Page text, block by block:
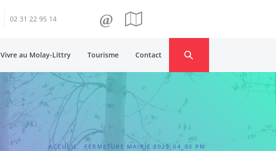
02 31 22 95 14 @
Vivre au Molay-Littry Tourisme Contact
ACCUEIL FERMETURE MAIRIE 2023_04_03 PM